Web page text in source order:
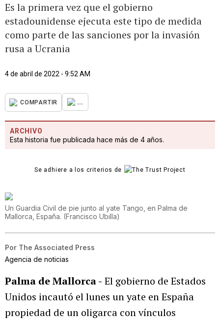
Es la primera vez que el gobierno
estadounidense ejecuta este tipo de medida
como parte de las sanciones por la invasión
rusa a Ucrania
4 de abril de 2022 - 9:52 AM
COMPARTIR ...
ARCHIVO
Esta historia fue publicada hace más de 4 años.
Se adhiere a los criterios de
Un Guardia Civil de pie junto al yate Tango, en Palma de
Mallorca, España. (Francisco Ubilla)
Por The Associated Press
Agencia de noticias
Palma de Mallorca - El gobierno de Estados
Unidos incautó el lunes un yate en España
propiedad de un oligarca con vínculos